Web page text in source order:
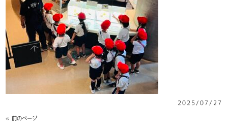
2025/07/27
« 前のページ